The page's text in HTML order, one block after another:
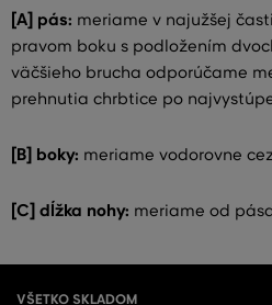
[A] pás: meriame v najužšej
pravom boku s podložením
väčšieho brucha odporúčame
prehnutia chrbtice po
[B] boky: meriame vodorovne
[C] dĺžka nohy: meriame od
VŠETKO SKLADOM